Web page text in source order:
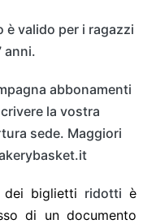
valido per i ragazzi
anni.
abbonamenti
la vostra
sede. Maggiori
biglietti ridotti è
di un documento